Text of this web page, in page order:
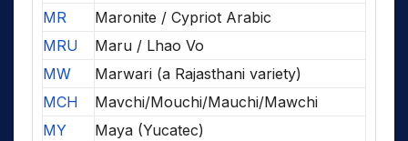
MR
Maronite / Cypriot Arabic
MRU
Maru / Lhao Vo
MW
Marwari (a Rajasthani variety)
MCH
Mavchi/Mouchi/Mauchi/Mawchi
MY
Maya (Yucatec)